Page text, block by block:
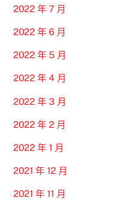
2022 年 7 月
2022 年 6 月
2022 年 5 月
2022 年 4 月
2022 年 3 月
2022 年 2 月
2022 年 1 月
2021 年 12 月
2021 年 11 月